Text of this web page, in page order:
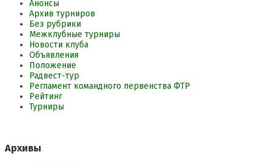
Анонсы
Архив турниров
Без рубрики
Межклубные турниры
Новости клуба
Объявления
Положение
Радвест-тур
Регламент командного первенства ФТР
Рейтинг
Турниры
Архивы